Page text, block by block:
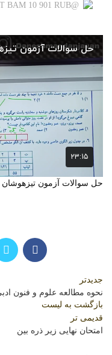
BAM 10 901 RUB
حل سوالات آزمون تیزهوشان ششم سال 1403
جدیدتر
نحوه مطالعه علوم و فنون
بازگشت به لیست
قدیمی تر
امتحان نهایی زیر ذره بین